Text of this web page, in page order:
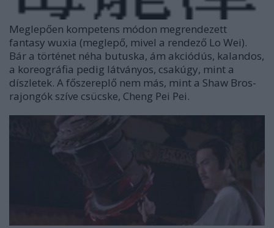
Meglepően kompetens módon megrendezett
fantasy wuxia (meglepő, mivel a rendező Lo Wei).
Bár a történet néha butuska, ám akciódús, kalandos,
a koreográfia pedig látványos, csakúgy, mint a
díszletek. A főszereplő nem más, mint a Shaw Bros-
rajongók szíve csücske, Cheng Pei Pei.